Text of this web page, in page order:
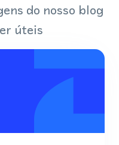
do nosso blog
úteis